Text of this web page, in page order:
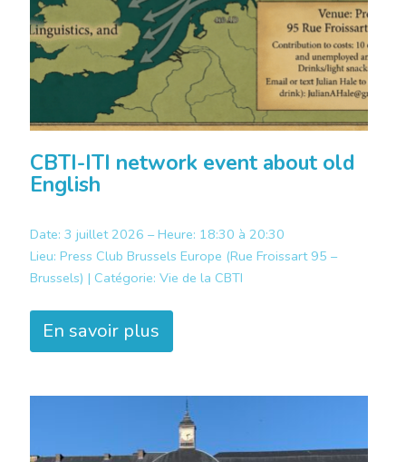
CBTI-ITI network event about old
English
Date: 3 juillet 2026 – Heure: 18:30 à 20:30
Lieu: Press Club Brussels Europe (Rue Froissart 95 –
Brussels) | Catégorie: Vie de la CBTI
En savoir plus